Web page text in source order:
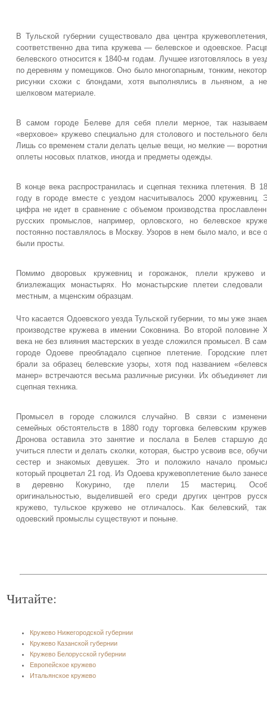
В Тульской губернии существовало два центра
соответственно два типа кружева — белевское и одоевское.
белевского относится к 1840-м годам. Лучшее изготовлялось в
по деревням у помещиков. Оно было многопарным, тонким,
рисунки схожи с блондами, хотя выполнялись в льняном, а
шелковом материале.
В самом городе Белеве для себя плели мерное, так
«верховое» кружево специально для столового и постельного
Лишь со временем стали делать целые вещи, но мелкие —
оплеты носовых платков, иногда и предметы одежды.
В конце века распространилась и сцепная техника плетения. В
году в городе вместе с уездом насчитывалось 2000 кружевниц.
цифра не идет в сравнение с объемом производства
русских промыслов, например, орловского, но белевское
постоянно поставлялось в Москву. Узоров в нем было мало, и все
были просты.
Помимо дворовых кружевниц и горожанок, плели кружево
близлежащих монастырях. Но монастырские плетеи следовали
местным, а мценским образцам.
Что касается Одоевского уезда Тульской губернии, то мы уже
производстве кружева в имении Соковнина. Во второй половине
века не без влияния мастерских в уезде сложился промысел. В
городе Одоеве преобладало сцепное плетение. Городские
брали за образец белевские узоры, хотя под названием
манер» встречаются весьма различные рисунки. Их объединяет
сцепная техника.
Промысел в городе сложился случайно. В связи с
семейных обстоятельств в 1880 году торговка белевским
Дронова оставила это занятие и послала в Белев старшую
учиться плести и делать сколки, которая, быстро усвоив все,
сестер и знакомых девушек. Это и положило начало
который процветал 21 год. Из Одоева кружевоплетение было
в деревню Кокурино, где плели 15 мастериц.
оригинальностью, выделившей его среди других центров
кружево, тульское кружево не отличалось. Как белевский,
одоевский промыслы существуют и поныне.
Читайте:
Кружево Нижегородской губернии
Кружево Казанской губернии
Кружево Белорусской губернии
Европейское кружево
Итальянское кружево